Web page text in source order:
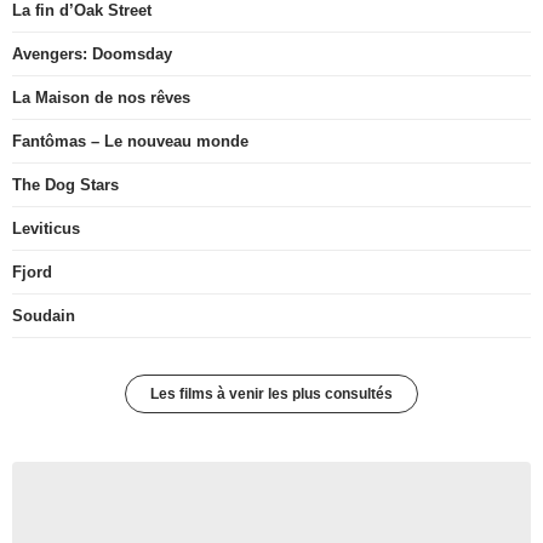
La fin d’Oak Street
Avengers: Doomsday
La Maison de nos rêves
Fantômas – Le nouveau monde
The Dog Stars
Leviticus
Fjord
Soudain
Les films à venir les plus consultés